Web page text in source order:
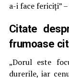
a-i face fericiți” –
Citate
frumoase
„Dorul este
durerile, iar